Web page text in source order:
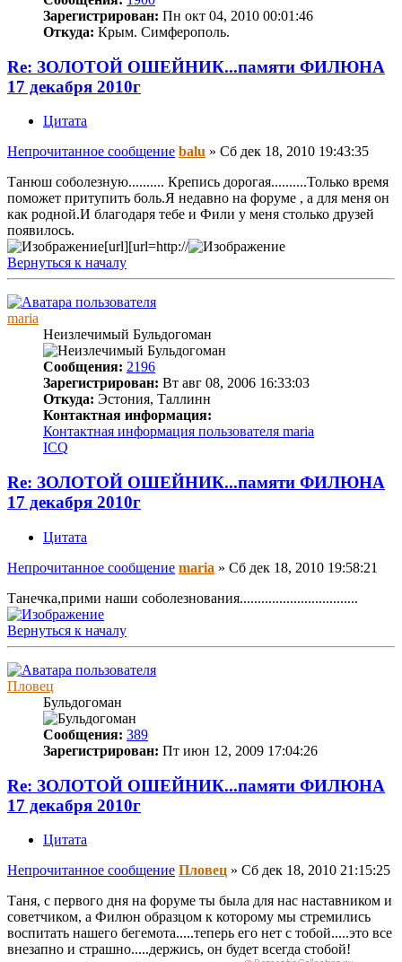
Зарегистрирован: Пн окт 04, 2010 00:01:46
Откуда: Крым. Симферополь.
Re: ЗОЛОТОЙ ОШЕЙНИК...памяти ФИЛЮНА
17 декабря 2010г
Цитата
Непрочитанное сообщение balu » Сб дек 18, 2010 19:43:35
Танюш соболезную.......... Крепись дорогая..........Только время
поможет притупить боль.Я недавно на форуме , а для меня он
как родной.И благодаря тебе и Фили у меня столько друзей
появилось.
[url][url=http://
Вернуться к началу
maria
Неизлечимый Бульдогоман
Сообщения: 2196
Зарегистрирован: Вт авг 08, 2006 16:33:03
Откуда: Эстония, Таллинн
Контактная информация:
Контактная информация пользователя maria
ICQ
Re: ЗОЛОТОЙ ОШЕЙНИК...памяти ФИЛЮНА
17 декабря 2010г
Цитата
Непрочитанное сообщение maria » Сб дек 18, 2010 19:58:21
Танечка,прими наши соболезнования.................................
Вернуться к началу
Пловец
Бульдогоман
Сообщения: 389
Зарегистрирован: Пт июн 12, 2009 17:04:26
Re: ЗОЛОТОЙ ОШЕЙНИК...памяти ФИЛЮНА
17 декабря 2010г
Цитата
Непрочитанное сообщение Пловец » Сб дек 18, 2010 21:15:25
Таня, с первого дня на форуме ты была для нас наставником и
советчиком, а Филюн образцом к которому мы стремились
воспитать нашего бегемота.....теперь его нет с тобой.....это все
внезапно и страшно.....держись, он будет всегда стобой!